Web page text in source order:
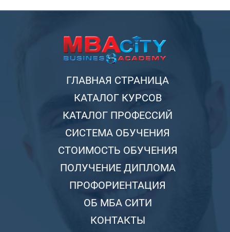
ГЛАВНАЯ СТРАНИЦА
КАТАЛОГ КУРСОВ
КАТАЛОГ ПРОФЕССИЙ
СИСТЕМА ОБУЧЕНИЯ
СТОИМОСТЬ ОБУЧЕНИЯ
ПОЛУЧЕНИЕ ДИПЛОМА
ПРОФОРИЕНТАЦИЯ
ОБ МБА СИТИ
КОНТАКТЫ